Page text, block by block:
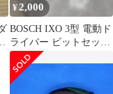
¥2,000
BOSCH IXO 3型 電動ド
ライバー ビットセット
付き